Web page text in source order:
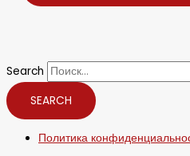
Search
SEARCH
Политика